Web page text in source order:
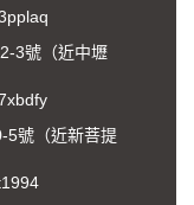
3號（近中壢
5號（近新菩提